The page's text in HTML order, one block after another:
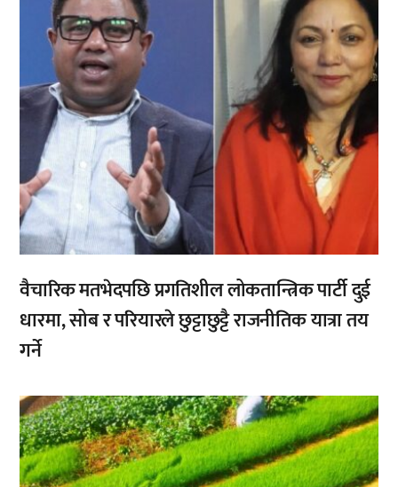
वैचारिक मतभेदपछि प्रगतिशील लोकतान्त्रिक पार्टी दुई
धारमा, सोब र परियारले छुट्टाछुट्टै राजनीतिक यात्रा तय
गर्ने
,